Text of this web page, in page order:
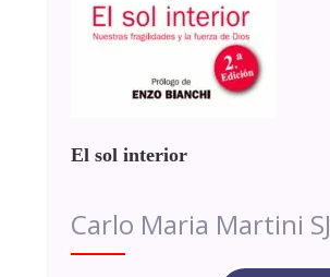
El sol interior
Carlo Maria Martini SJ